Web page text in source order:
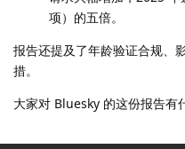
项）的五倍。
报告还提及了年龄验证合规、
措。
大家对 Bluesky 的这份报告有